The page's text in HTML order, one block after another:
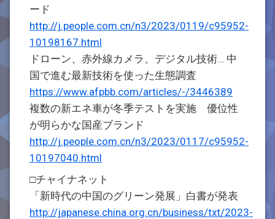
ード
http://j.people.com.cn/n3/2023/0119/c95952-
10198167.html
ドローン、赤外線カメラ、デジタル技術… 中
国で進む最新技術を使った生態調査
https://www.afpbb.com/articles/-/3446389
複数の新エネ車が冬季テストを実施 優位性
が明らかな国産ブランド
http://j.people.com.cn/n3/2023/0117/c95952-
10197040.html
□チャイナネット
「新時代の中国のグリーン発展」白書が発表
http://japanese.china.org.cn/business/txt/2023-